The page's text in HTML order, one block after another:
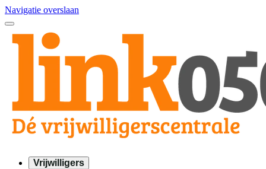
Navigatie overslaan
Vrijwilligers